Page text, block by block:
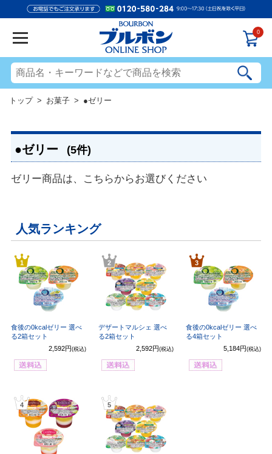
0
トップ> お菓子 > ●ゼリー
●ゼリー (5件)
ゼリー商品は、こちらからお選びください
人気ランキング
1
食後の0kcalゼリー 選べ
る2箱セット
2,592円 (税込)
2
デザートマルシェ 選べ
る2箱セット
2,592円 (税込)
3
食後の0kcalゼリー 選べ
る4箱セット
5,184円(税込)
4 5